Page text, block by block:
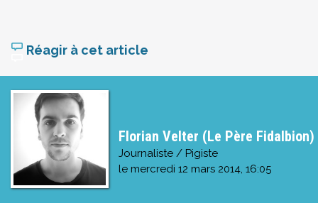
Réagir à cet article
Florian Velter (Le Père Fidalbion)
Journaliste / Pigiste
le mercredi 12 mars 2014, 16:05